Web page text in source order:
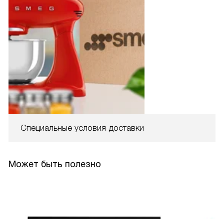
Специальные условия доставки
Может быть полезно